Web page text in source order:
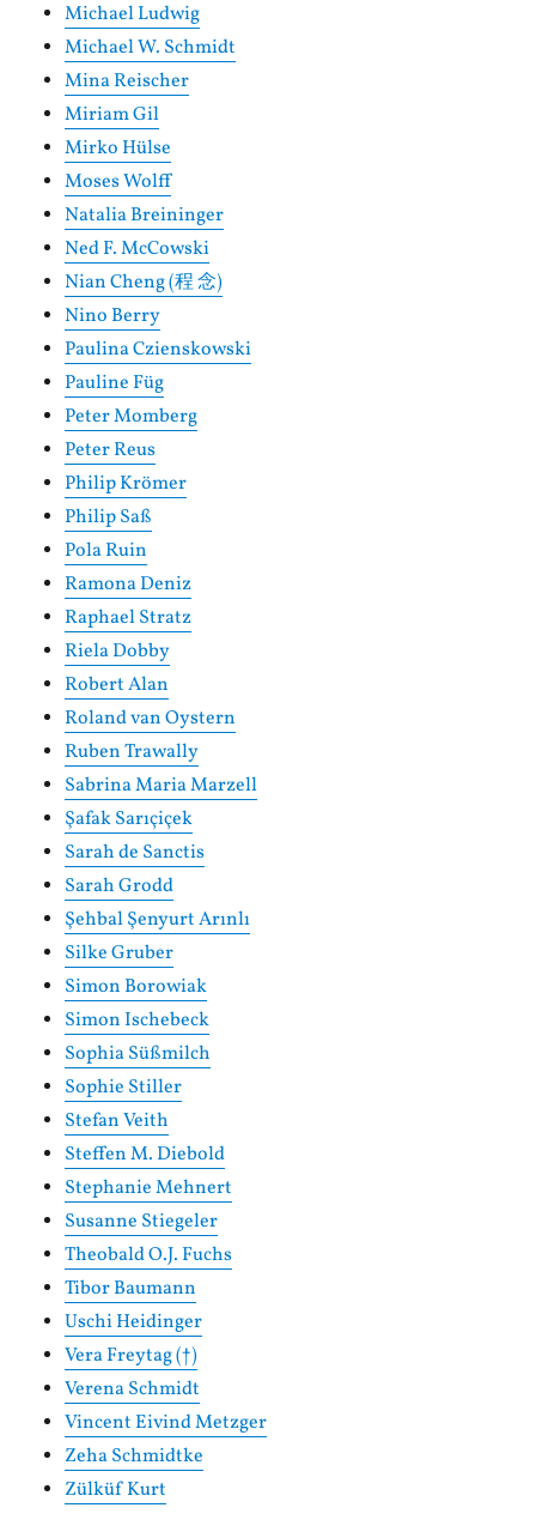
Michael Ludwig
Michael W. Schmidt
Mina Reischer
Miriam Gil
Mirko Hülse
Moses Wolff
Natalia Breininger
Ned F. McCowski
Nian Cheng (程 念)
Nino Berry
Paulina Czienskowski
Pauline Füg
Peter Momberg
Peter Reus
Philip Krömer
Philip Saß
Pola Ruin
Ramona Deniz
Raphael Stratz
Riela Dobby
Robert Alan
Roland van Oystern
Ruben Trawally
Sabrina Maria Marzell
Şafak Sarıçiçek
Sarah de Sanctis
Sarah Grodd
Şehbal Şenyurt Arınlı
Silke Gruber
Simon Borowiak
Simon Ischebeck
Sophia Süßmilch
Sophie Stiller
Stefan Veith
Steffen M. Diebold
Stephanie Mehnert
Susanne Stiegeler
Theobald O.J. Fuchs
Tibor Baumann
Uschi Heidinger
Vera Freytag (†)
Verena Schmidt
Vincent Eivind Metzger
Zeha Schmidtke
Zülküf Kurt